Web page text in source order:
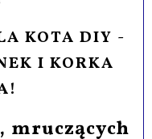
KOTA DIY -
I KORKA
mruczących